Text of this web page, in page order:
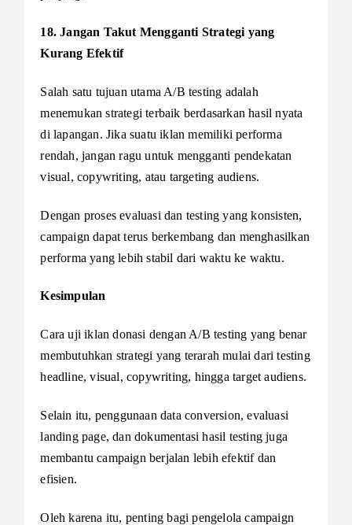
18. Jangan Takut Mengganti Strategi yang
Kurang Efektif
Salah satu tujuan utama A/B testing adalah
menemukan strategi terbaik berdasarkan hasil nyata
di lapangan. Jika suatu iklan memiliki performa
rendah, jangan ragu untuk mengganti pendekatan
visual, copywriting, atau targeting audiens.
Dengan proses evaluasi dan testing yang konsisten,
campaign dapat terus berkembang dan menghasilkan
performa yang lebih stabil dari waktu ke waktu.
Kesimpulan
Cara uji iklan donasi dengan A/B testing yang benar
membutuhkan strategi yang terarah mulai dari testing
headline, visual, copywriting, hingga target audiens.
Selain itu, penggunaan data conversion, evaluasi
landing page, dan dokumentasi hasil testing juga
membantu campaign berjalan lebih efektif dan
efisien.
Oleh karena itu, penting bagi pengelola campaign